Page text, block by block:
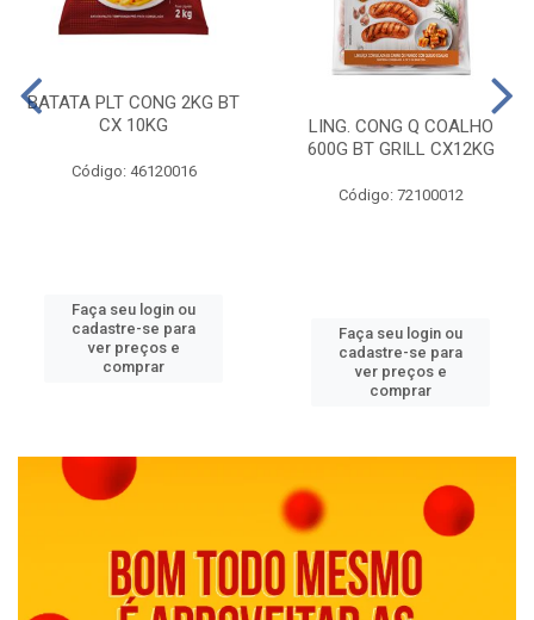
BATATA PLT CONG 2KG BT
CX 10KG
Código: 46120016
Faça seu login ou
cadastre-se para
ver preços e
comprar
LING. CONG Q COALHO
600G BT GRILL CX12KG
Código: 72100012
Faça seu login ou
cadastre-se para
ver preços e
comprar